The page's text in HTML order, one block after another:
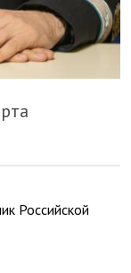
Российской